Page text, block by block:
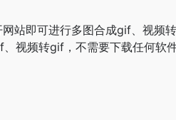
站即可进行多图合成gif、视频
视频转gif，不需要下载任何软